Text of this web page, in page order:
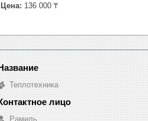
Цена: 136 000 ₸
Теплотехника
Рамиль